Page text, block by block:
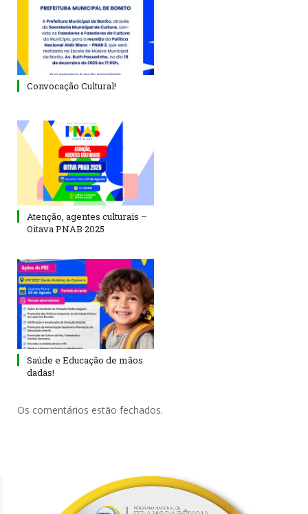
Convocação Cultural!
Atenção, agentes culturais –
Oitava PNAB 2025
Saúde e Educação de mãos
dadas!
Os comentários estão fechados.